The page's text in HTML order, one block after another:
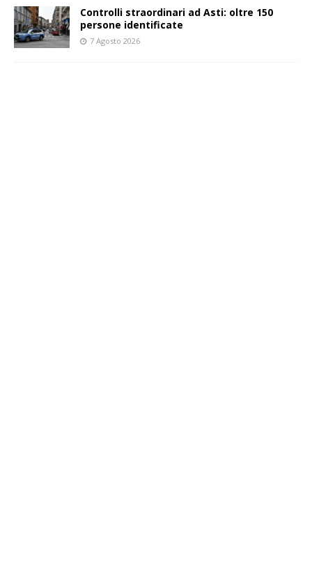
Controlli straordinari ad Asti: oltre 150
persone identificate
7 Agosto 2026